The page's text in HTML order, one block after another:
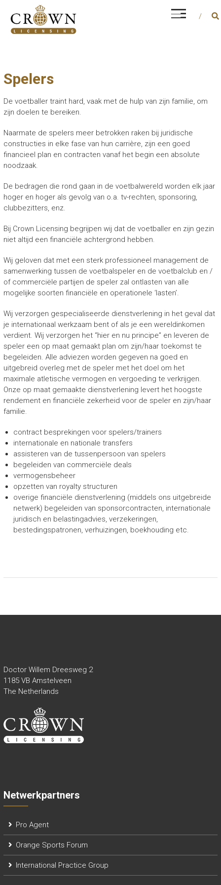
naar
CROWN LICENSING
Every career is different, but financial and
operational management is a constant factor
Spelers
De voetballer traint hard, vaak met de hulp van zijn familie, om
zijn doelen te bereiken.
Naarmate de spelers meer betrokken raken bij juridische
constructies in elke fase van hun carrière, zijn een goed
financieel plan en contracten vanaf het begin een absolute
noodzaak.
De bedragen die rond gaan in de voetbalwereld worden elk jaar
hoger en hoger als gevolg van o.a. tv-rechten, sponsoring,
clubbezitters, enz.
Bij Crown Licensing begrijpen wij dat de voetballer en zijn gezin
niet altijd een financiële achtergrond hebben.
Wij geloven dat met een sterk professioneel management de
samenwerking tussen de voetbalspeler en de voetbalclub en /
of commerciële partijen de speler zal ontlasten van alle
mogelijke soorten financiële en operationele ‘lasten’.
Wij verzorgen gespecialiseerde dienstverlening in het geval dat
je internationaal werkzaam bent of als je een wereldinkomen
verdient. Wij verzorgen het “hier en nu principe” en leveren de
speler een op maat gemaakt plan om zijn/haar toekomst te
begeleiden. Alle adviezen worden gegeven na goed en
uitgebreid overleg met de speler met het doel om het
maximale atletische vermogen en vergoeding te verkrijgen.
Onze op maat gemaakte dienstverlening levert het hoogste
rendement en financiële zekerheid voor de speler en zijn/haar
familie.
contract besprekingen voor spelers/trainers
internationale en nationale transfers
assisteren van de tussenpersoon van spelers
begeleiden van commerciële deals
vermogensbeheer
opzetten van royalty structuren
overige financiële dienstverlening (middels ons uitgebreide
netwerk) begeleiden van sponsorcontracten, internationale
juridisch en belastingadvies, verzekeringen,
bestedingspatronen, verhuizingen, boekhouding etc.
Doctor Willem Dreesweg 2
1185 VB Amstelveen
The Netherlands
Netwerkpartners
Pro Agent
Orange Sports Forum
International Practice Group